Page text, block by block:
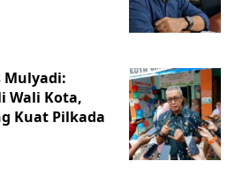
Mulyadi:
Wali Kota,
Kuat Pilkada